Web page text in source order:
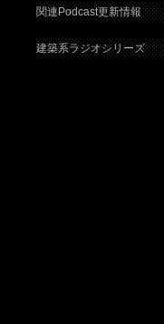
関連Podcast更新情報
建築系ラジオシリーズ